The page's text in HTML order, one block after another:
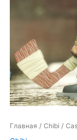
Главная / Chibi /